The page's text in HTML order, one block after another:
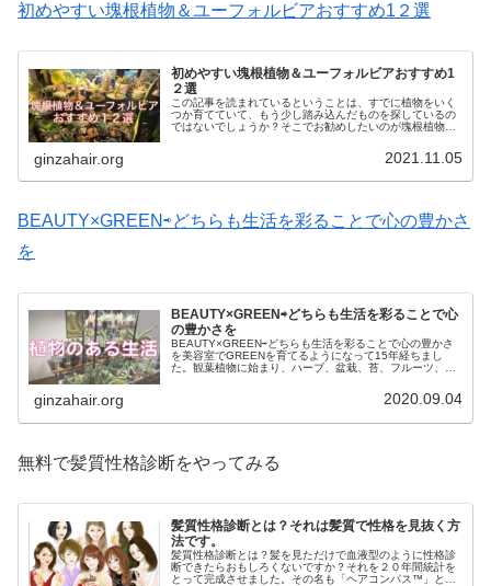
初めやすい塊根植物＆ユーフォルビアおすすめ1２選
初めやすい塊根植物＆ユーフォルビアおすすめ1
２選
この記事を読まれているということは、すでに植物をいく
つか育てていて、もう少し踏み込んだものを探しているの
ではないでしょうか？そこでお勧めしたいのが塊根植物で
ginzahair.org 2021.11.05
BEAUTY×GREEN⇨どちらも生活を彩ることで心の豊かさ
を
BEAUTY×GREEN⇨どちらも生活を彩ることで心
の豊かさを
BEAUTY×GREEN⇨どちらも生活を彩ることで心の豊かさ
を美容室でGREENを育てるようになって15年経ちまし
た。観葉植物に始まり、ハーブ、盆栽、苔、フルーツ、多
ginzahair.org 2020.09.04
無料で髪質性格診断をやってみる
髪質性格診断とは？それは髪質で性格を見抜く方
法です。
髪質性格診断とは？髪を見ただけで血液型のように性格診
断できたらおもしろくないですか？それを２０年間統計を
とって完成させました。その名も「ヘアコンパス™️」と名